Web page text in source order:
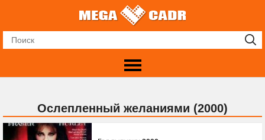
Ослепленный желаниями (2000)